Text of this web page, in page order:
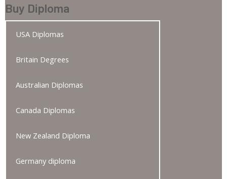
Buy Diploma
USA Diplomas
Britain Degrees
Australian Diplomas
Canada Diplomas
New Zealand Diploma
Germany diploma